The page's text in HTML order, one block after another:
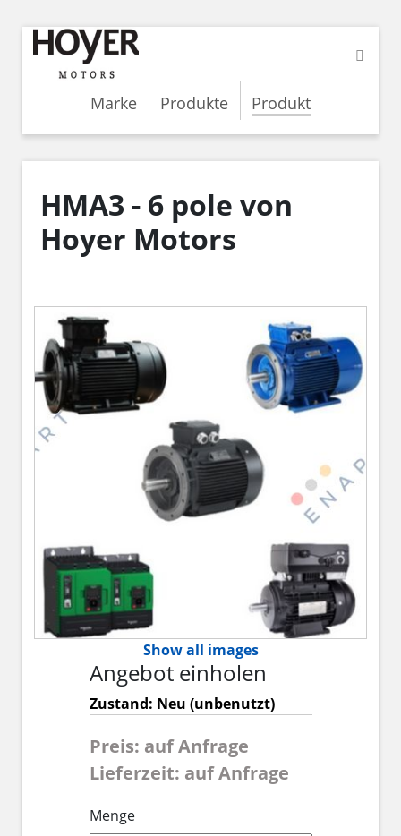
Marke Produkte Produkt
HMA3 - 6 pole von
Hoyer Motors
Show all images
Angebot einholen
Zustand: Neu (unbenutzt)
Preis: auf Anfrage
Lieferzeit: auf Anfrage
Menge